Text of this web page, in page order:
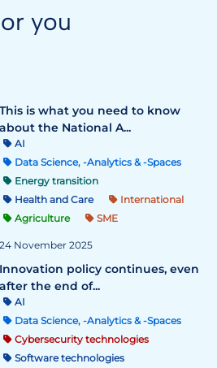
you
This is what you need to know
about the National A...
AI
Data Science, -Analytics & -Spaces
Energy transition
Health and Care
International
Agriculture
SME
24 November 2025
Innovation policy continues, even
after the end of...
AI
Data Science, -Analytics & -Spaces
Cybersecurity technologies
Software technologies